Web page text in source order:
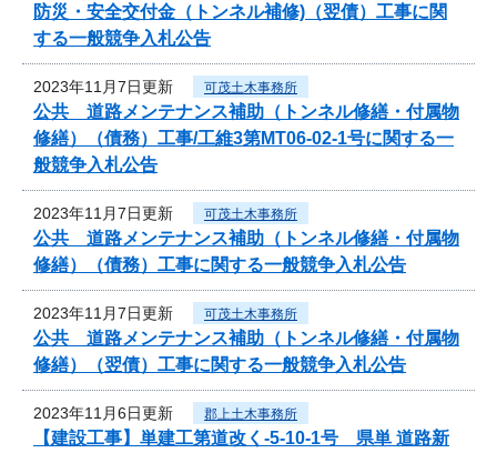
防災・安全交付金（トンネル補修)（翌債）工事に関
する一般競争入札公告
2023年11月7日更新 可茂土木事務所
公共 道路メンテナンス補助（トンネル修繕・付属物
修繕）（債務）工事/工維3第MT06-02-1号に関する一
般競争入札公告
2023年11月7日更新 可茂土木事務所
公共 道路メンテナンス補助（トンネル修繕・付属物
修繕）（債務）工事に関する一般競争入札公告
2023年11月7日更新 可茂土木事務所
公共 道路メンテナンス補助（トンネル修繕・付属物
修繕）（翌債）工事に関する一般競争入札公告
2023年11月6日更新 郡上土木事務所
【建設工事】単建工第道改く-5-10-1号 県単 道路新